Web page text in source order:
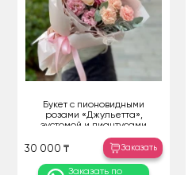
Букет с пионовидными
розами «Джульетта»,
эустомой и диантусами
30 000 ₸ Заказать
Заказать по